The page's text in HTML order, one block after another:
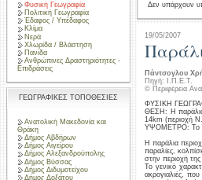
Φυσική Γεωγραφία
Πολιτική Γεωγραφία
Έδαφος / Υπέδαφος
Κλίμα
Νερά
Χλωρίδα / Βλάστηση
Πανίδα
Ανθρώπινες Δραστηριότητες -
Επιδράσεις
ΓΕΩΓΡΑΦΙΚΕΣ ΤΟΠΟΘΕΣΙΕΣ
Ανατολική Μακεδονία και
Θράκη
Δήμος Αβδήρων
Δήμος Αιγείρου
Δήμος Αλεξανδρούπολης
Δήμος Βύσσας
Δήμος Διδυμοτείχου
Δήμος Δοξάτου
Δεν υπάρχουν
19/05/2007
Πάντσογλου
Πηγή: Ι.Π.Ε.Τ.
© Περιφέρεια
ΦΥΣΙΚΗ
ΘΕΣΗ: Η παράλια
14km (περιοχή
ΥΨΟΜΕΤΡΟ: Το
Η παράλια
παραλίες,
στην περιοχή
Το γενικό
ακρογιαλιές,